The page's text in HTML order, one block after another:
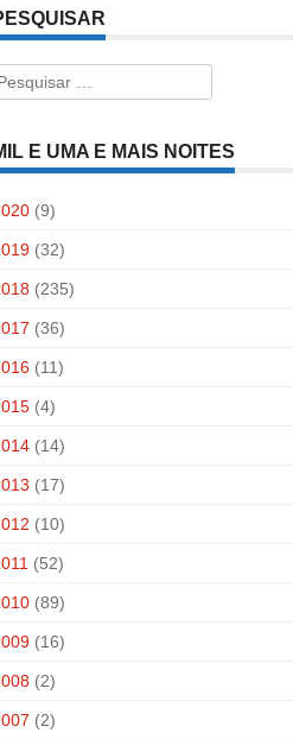
E UMA E MAIS NOITES
(9)
(32)
(235)
(36)
(11)
(4)
(14)
(17)
(10)
(52)
(89)
(16)
(2)
(2)